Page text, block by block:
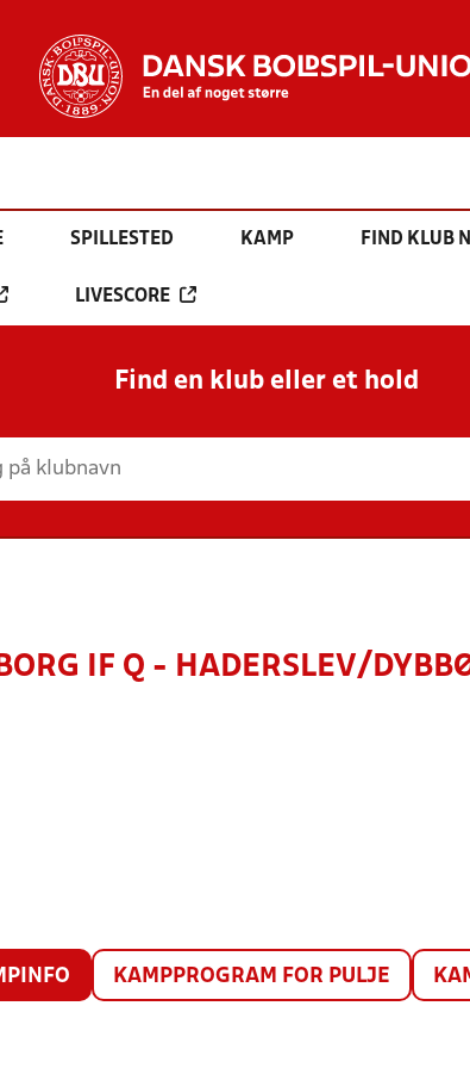
SPILLESTED KAMP FIND KLUB
LIVESCORE
Find en klub eller et hold
IF Q - HADERSLEV/
KAMPPROGRAM FOR PULJE